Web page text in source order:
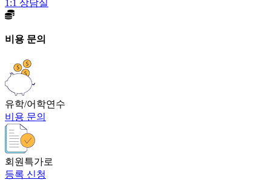
1:1 상담실
비용 문의
유학/어학연수
비용 문의
회원특가로
등록 신청